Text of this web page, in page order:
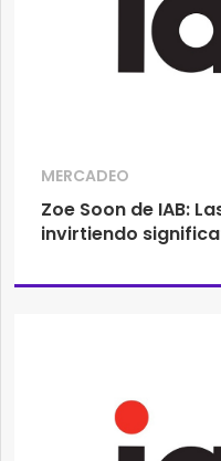
MERCADEO
Zoe Soon de IAB:
invirtiendo